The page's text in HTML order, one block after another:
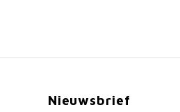
Nieuwsbrief